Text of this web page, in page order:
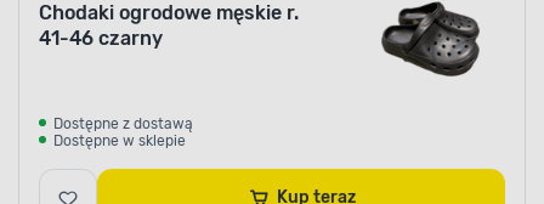
Chodaki ogrodowe męskie r.
41-46 czarny
Dostępne z dostawą
Dostępne w sklepie
Kup teraz